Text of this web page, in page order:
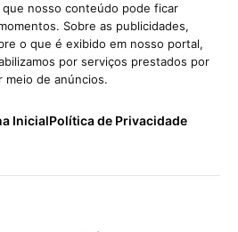
nosso conteúdo pode ficar
Sobre as publicidades,
o que é exibido em nosso portal,
por serviços prestados por
de anúncios.
InicialPolítica de Privacidade